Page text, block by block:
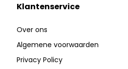
Klantenservice
Over ons
Algemene voorwaarden
Privacy Policy